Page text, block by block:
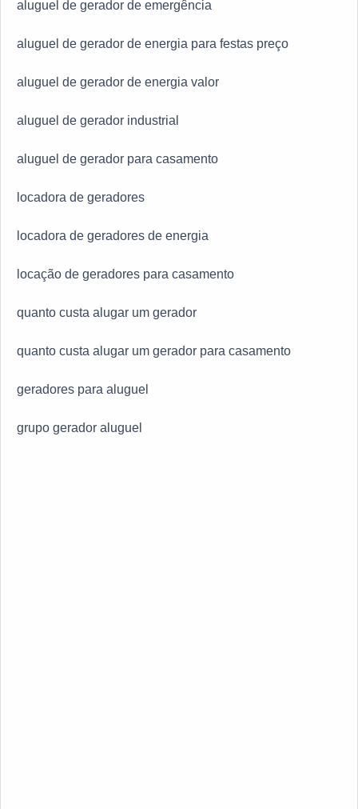
aluguel de gerador de emergência
aluguel de gerador de energia para festas preço
aluguel de gerador de energia valor
aluguel de gerador industrial
aluguel de gerador para casamento
locadora de geradores
locadora de geradores de energia
locação de geradores para casamento
quanto custa alugar um gerador
quanto custa alugar um gerador para casamento
geradores para aluguel
grupo gerador aluguel